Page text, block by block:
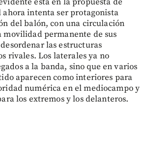
ahora intenta ser protagonista
del balón, con una circulación
movilidad permanente de sus
las estructuras
rivales. Los laterales ya no
a la banda, sino que en varios
aparecen como interiores para
numérica en el mediocampo y
los extremos y los delanteros.